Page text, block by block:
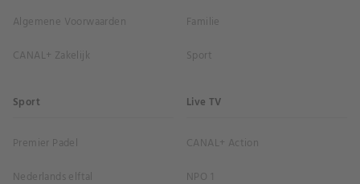
Algemene Voorwaarden
CANAL+ Zakelijk
Familie
Sport
Sport
Premier Padel
Nederlands elftal
Live TV
CANAL+ Action
NPO 1